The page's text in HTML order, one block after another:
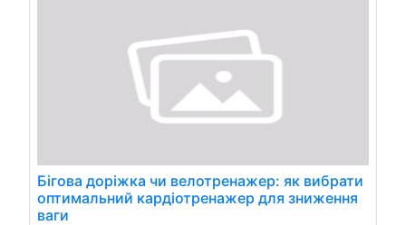
Бігова доріжка чи велотренажер: як вибрати
оптимальний кардіотренажер для зниження
ваги